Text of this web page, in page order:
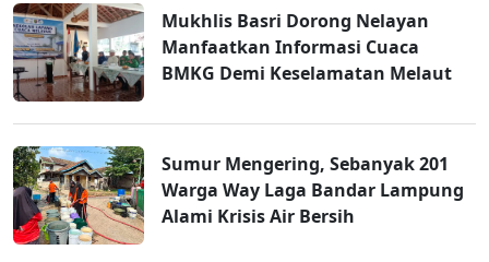
Mukhlis Basri Dorong Nelayan
Manfaatkan Informasi Cuaca
BMKG Demi Keselamatan Melaut
Sumur Mengering, Sebanyak 201
Warga Way Laga Bandar Lampung
Alami Krisis Air Bersih